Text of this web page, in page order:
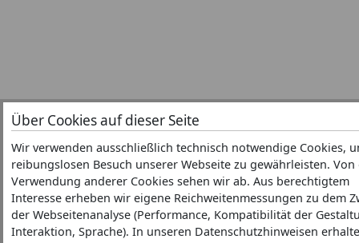
Über Cookies auf dieser Seite
Wir verwenden ausschließlich technisch notwendige Cookies,
reibungslosen Besuch unserer Webseite zu gewährleisten. Von
Verwendung anderer Cookies sehen wir ab. Aus berechtigtem
Interesse erheben wir eigene Reichweitenmessungen zu dem
der Webseitenanalyse (Performance, Kompatibilität der
Interaktion, Sprache). In unseren Datenschutzhinweisen